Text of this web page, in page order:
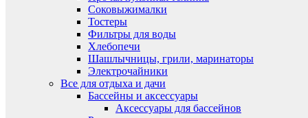
Соковыжималки
Тостеры
Фильтры для воды
Хлебопечи
Шашлычницы, грили, маринаторы
Электрочайники
Все для отдыха и дачи
Бассейны и аксессуары
Аксессуары для бассейнов